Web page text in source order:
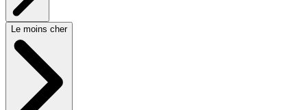
Le moins cher